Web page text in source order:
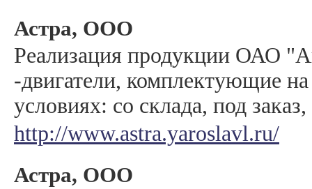
Астра, ООО
Реализация продукции ОАО
-двигатели, комплектующие
условиях: со склада, под
http://www.astra.yaroslavl.ru/
Астра, ООО